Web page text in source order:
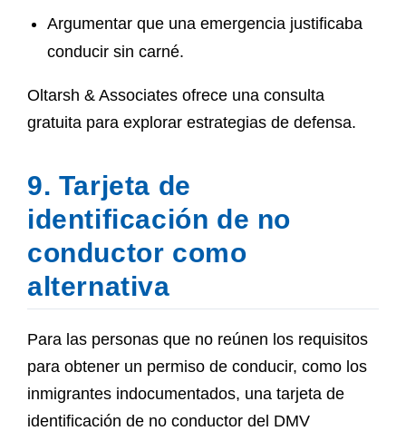
Argumentar que una emergencia justificaba
conducir sin carné.
Oltarsh & Associates ofrece una consulta
gratuita para explorar estrategias de defensa.
9. Tarjeta de
identificación de no
conductor como
alternativa
Para las personas que no reúnen los requisitos
para obtener un permiso de conducir, como los
inmigrantes indocumentados, una tarjeta de
identificación de no conductor del DMV